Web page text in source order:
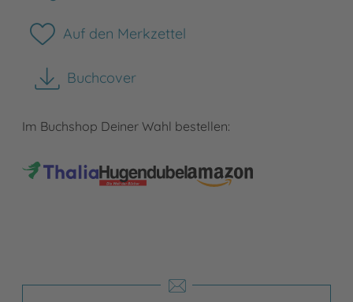
Auf den Merkzettel
Buchcover
herunterladen
Im Buchshop Deiner Wahl bestellen: